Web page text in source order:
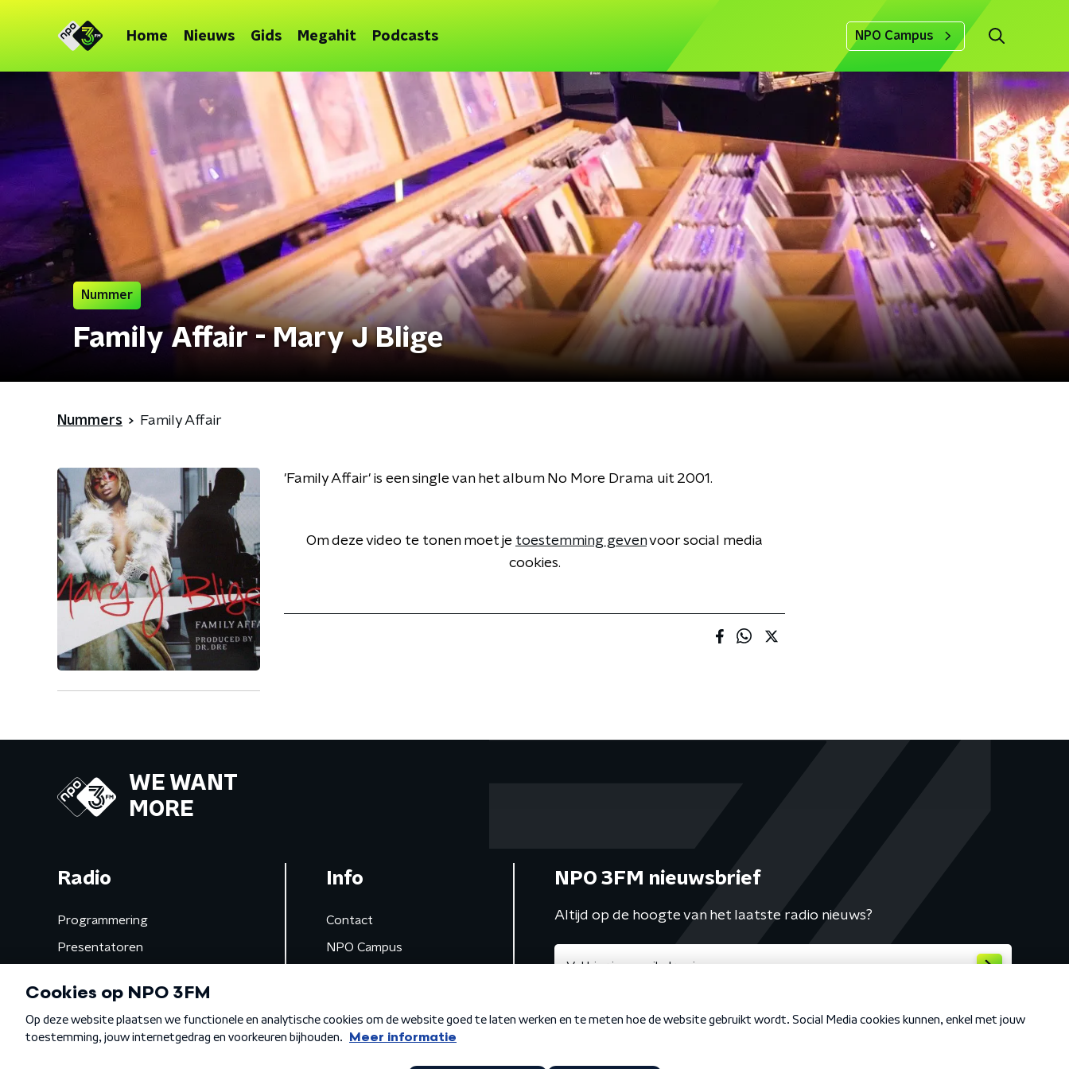
Home Nieuws Gids Megahit Podcasts NPO Campus
Nummer
Family Affair - Mary J Blige
Nummers Family Affair
'Family Affair' is een single van het album No More Drama uit 2001.
Om deze video te tonen moet je toestemming gevenvoor social media
cookies.
WE WANT
MORE
Radio
Programmering
Presentatoren
Gemist
Info
Contact
NPO Campus
NPO 3FM nieuwsbrief
Altijd op de hoogte van het laatste radio nieuws?
Algemene voorwaarden Privacybeleid